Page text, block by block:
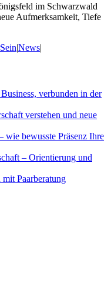
im Schwarzwald
Aufmerksamkeit, Tiefe
|News|
verbunden in der
verstehen und neue
wie bewusste Präsenz Ihre
– Orientierung und
mit Paarberatung